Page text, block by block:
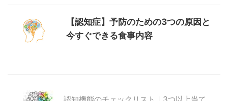
【認知症】予防のための3つの原因と
今すぐできる食事内容